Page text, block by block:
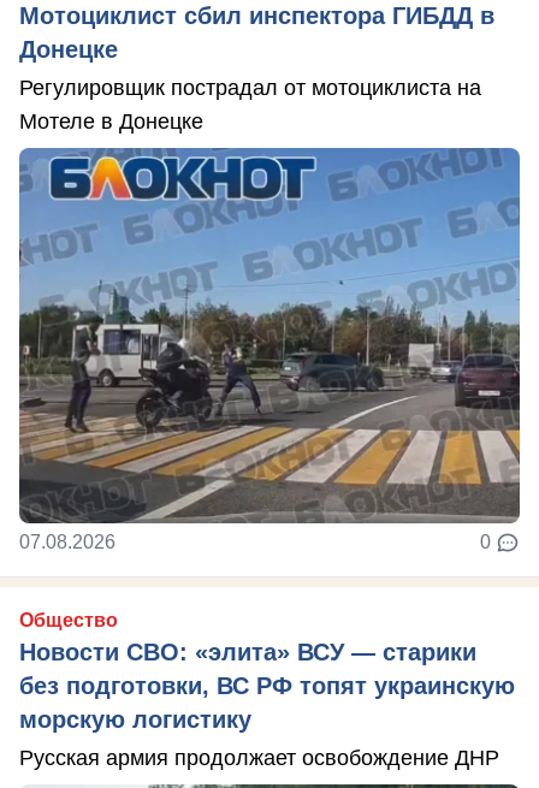
Мотоциклист сбил инспектора ГИБДД в
Донецке
Регулировщик пострадал от мотоциклиста на
Мотеле в Донецке
07.08.2026 0
Общество
Новости СВО: «элита» ВСУ — старики
без подготовки, ВС РФ топят украинскую
морскую логистику
Русская армия продолжает освобождение ДНР